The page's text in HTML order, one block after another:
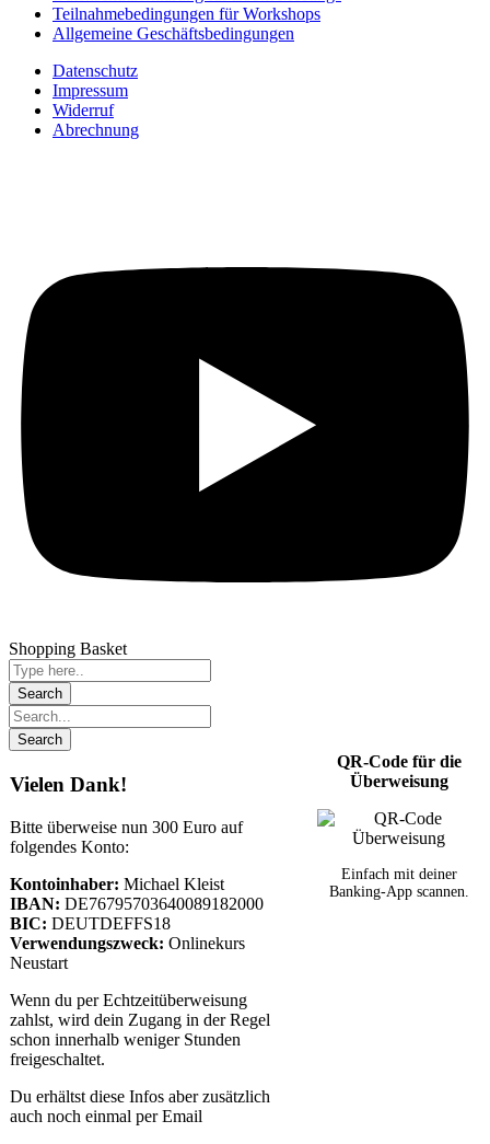
Teilnahmebedingungen für Workshops
Allgemeine Geschäftsbedingungen
Datenschutz
Impressum
Widerruf
Abrechnung
Shopping Basket
Vielen Dank!
Bitte überweise nun 300 Euro auf
folgendes Konto:
Kontoinhaber: Michael Kleist
IBAN: DE76795703640089182000
BIC: DEUTDEFFS18
Verwendungszweck: Onlinekurs
Neustart
Wenn du per Echtzeitüberweisung
zahlst, wird dein Zugang in der Regel
schon innerhalb weniger Stunden
freigeschaltet.
Du erhältst diese Infos aber zusätzlich
auch noch einmal per Email
QR-Code für die
Überweisung
Einfach mit deiner
Banking-App scannen.